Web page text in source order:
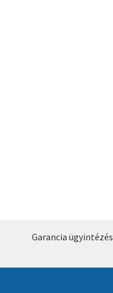
Garancia ügyintézés